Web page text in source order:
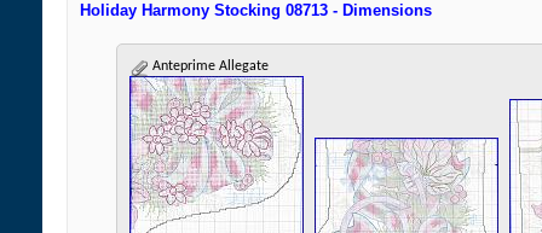
Holiday Harmony Stocking 08713 - Dimensions
Anteprime Allegate